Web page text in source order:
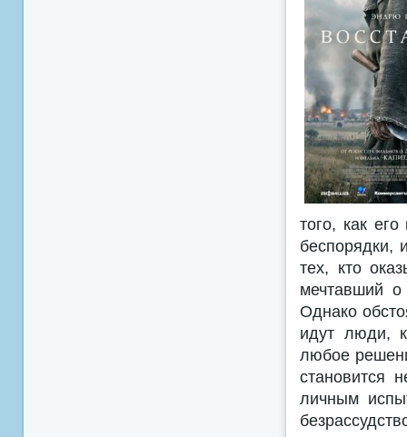
того, как
беспорядки,
тех, кто
мечтавший
Однако
идут люди,
любое
становится
личным